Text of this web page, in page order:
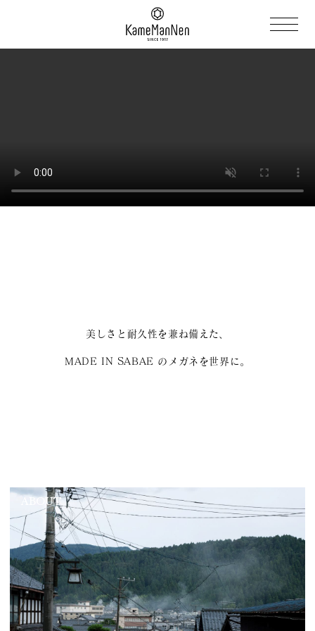
美しさと耐久性を兼ね備えた、
MADE IN SABAE のメガネを世界に。
ABOUT